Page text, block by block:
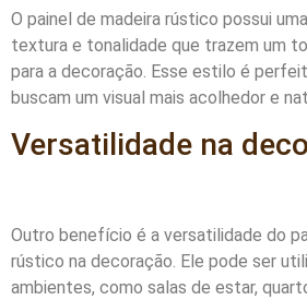
O painel de madeira rústico possui
textura e tonalidade que trazem um
para a decoração. Esse estilo é
buscam um visual mais acolhedor e
Versatilidade na
Outro benefício é a versatilidade do
rústico na decoração. Ele pode ser
ambientes, como salas de estar,